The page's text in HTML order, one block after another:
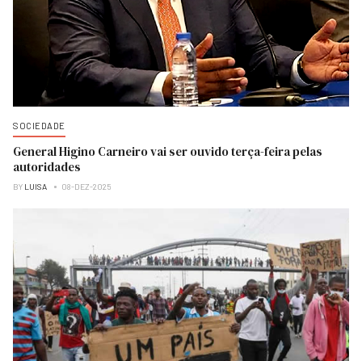
SOCIEDADE
General Higino Carneiro vai ser ouvido terça-feira pelas
autoridades
BY LUISA 08-DEZ-2025